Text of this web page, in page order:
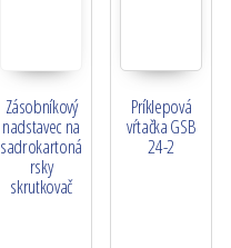
Zásobníkový
nadstavec na
sadrokartoná
rsky
skrutkovač
Príklepová
vŕtačka GSB
24-2